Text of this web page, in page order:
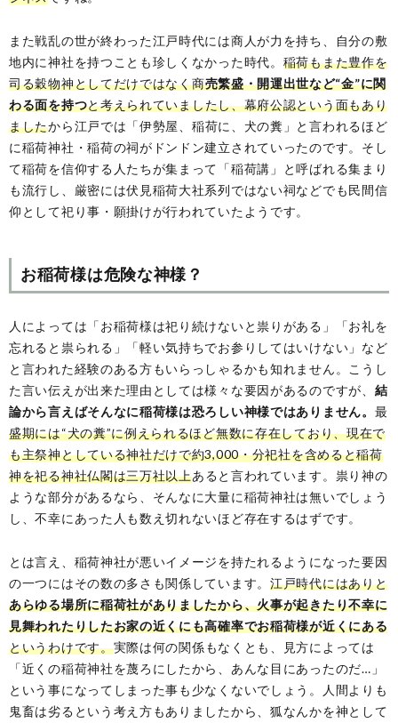
また戦乱の世が終わった江戸時代には商人が力を持ち、自分の敷
地内に神社を持つことも珍しくなかった時代。 稲荷もまた豊作を
司る穀物神としてだけではなく商売繁盛・開運出世など“金”に関
わる面を持つと考えられていましたし、幕府公認という面もあり
ましたから江戸では「伊勢屋、稲荷に、犬の糞」と言われるほど
に稲荷神社・稲荷の祠がドンドン建立されていったのです。そし
て稲荷を信仰する人たちが集まって「稲荷講」と呼ばれる集まり
も流行し、厳密には伏見稲荷大社系列ではない祠などでも民間信
仰として祀り事・願掛けが行われていたようです。
お稲荷様は危険な神様？
人によっては「お稲荷様は祀り続けないと祟りがある」「お礼を
忘れると祟られる」「軽い気持ちでお参りしてはいけない」など
と言われた経験のある方もいらっしゃるかも知れません。こうし
た言い伝えが出来た理由としては様々な要因があるのですが、 結
論から言えばそんなに稲荷様は恐ろしい神様ではありません。 最
盛期には“犬の糞”に例えられるほど無数に存在しており、現在で
も主祭神としている神社だけで約3,000・分祀社を含めると稲荷
神を祀る神社仏閣は三万社以上あると言われています。祟り神の
ような部分があるなら、そんなに大量に稲荷神社は無いでしょう
し、不幸にあった人も数え切れないほど存在するはずです。
とは言え、稲荷神社が悪いイメージを持たれるようになった要因
の一つにはその数の多さも関係しています。 江戸時代にはありと
あらゆる場所に稲荷社がありましたから、火事が起きたり不幸に
見舞われたりしたお家の近くにも高確率でお稲荷様が近くにある
というわけです。実際は何の関係もなくとも、見方によっては
「近くの稲荷神社を蔑ろにしたから、あんな目にあったのだ…」
という事になってしまった事も少なくないでしょう。人間よりも
鬼畜は劣るという考え方もありましたから、狐なんかを神として